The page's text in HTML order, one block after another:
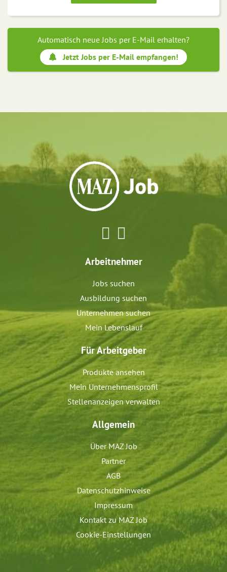
Automatisch neue Jobs per E-Mail erhalten?
Jetzt Jobs per E-Mail empfangen!
Arbeitnehmer
Jobs suchen
Ausbildung suchen
Unternehmen suchen
Mein Lebenslauf
Für Arbeitgeber
Produkte ansehen
Mein Unternehmensprofil
Stellenanzeigen verwalten
Allgemein
Über MAZ Job
Partner
AGB
Datenschutzhinweise
Impressum
Kontakt zu MAZ Job
Cookie-Einstellungen